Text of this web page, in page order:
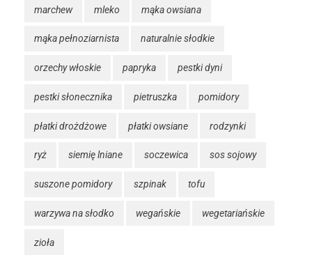
marchew mleko mąka owsiana
mąka pełnoziarnista naturalnie słodkie
orzechy włoskie papryka pestki dyni
pestki słonecznika pietruszka pomidory
płatki drożdżowe płatki owsiane rodzynki
ryż siemię lniane soczewica sos sojowy
suszone pomidory szpinak tofu
warzywa na słodko wegańskie wegetariańskie
zioła